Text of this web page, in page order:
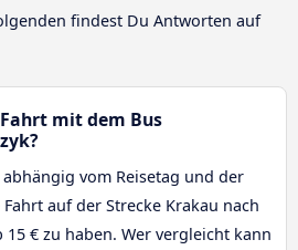
findest Du Antworten auf
mit dem Bus
vom Reisetag und der
auf der Strecke Krakau nach
15 € zu haben. Wer vergleicht kann